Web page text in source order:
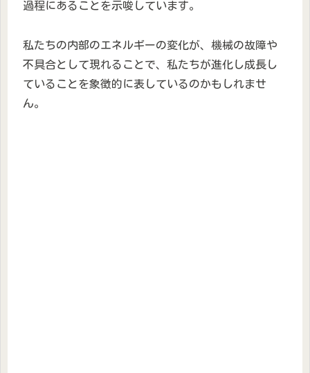
過程にあることを示唆しています。
私たちの内部のエネルギーの変化が、機械の故障や
不具合として現れることで、私たちが進化し成長し
ていることを象徴的に表しているのかもしれませ
ん。